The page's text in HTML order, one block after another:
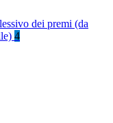
dei premi (da
4